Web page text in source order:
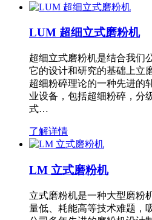
LUM 超细立式磨粉机
超细立式磨粉机是结合我们
它的设计和研究的基础上立
超细粉碎理论的一种先进的
业设备，包括超细粉碎，分
式…
了解详情
LM 立式磨粉机
立式磨粉机是一种大型磨粉
量低、耗能高等技术难题，